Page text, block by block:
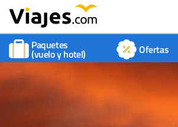
Paquetes
(vuelo y hotel) Ofertas